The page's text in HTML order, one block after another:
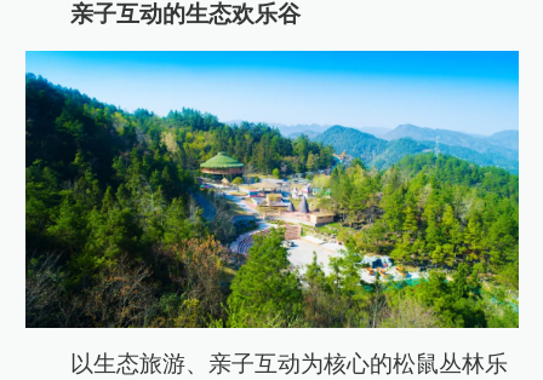
亲子互动的生态欢乐谷
以生态旅游、亲子互动为核心的松鼠丛林乐